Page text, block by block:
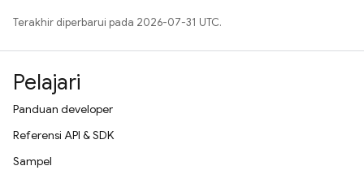
Terakhir diperbarui pada 2026-07-31 UTC.
Pelajari
Panduan developer
Referensi API & SDK
Sampel